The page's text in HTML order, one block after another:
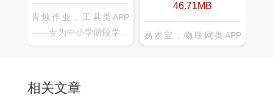
青烛作业，工具类APP
——专为中小学阶段学生
提供作业与学习练习的产
情况、知识点同步练习和
46.71MB
易农宝，物联网类APP
相关文章